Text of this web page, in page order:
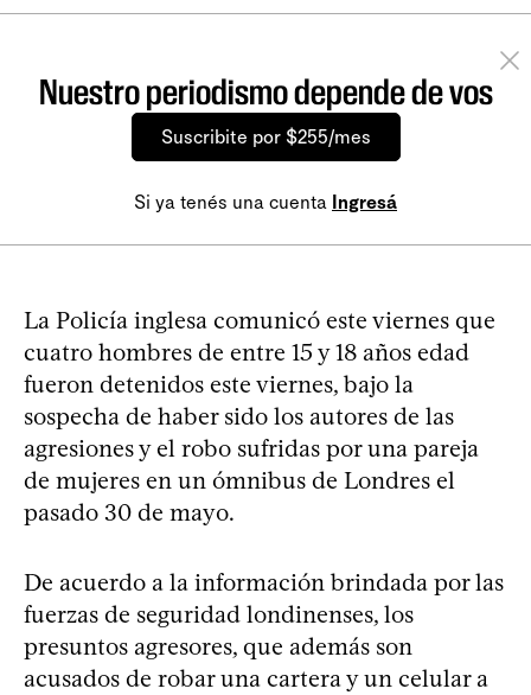
Nuestro periodismo depende de vos
Suscribite por $255/mes
Si ya tenés una cuenta Ingresá
La Policía inglesa comunicó este viernes que
cuatro hombres de entre 15 y 18 años edad
fueron detenidos este viernes, bajo la
sospecha de haber sido los autores de las
agresiones y el robo sufridas por una pareja
de mujeres en un ómnibus de Londres el
pasado 30 de mayo.
De acuerdo a la información brindada por las
fuerzas de seguridad londinenses, los
presuntos agresores, que además son
acusados de robar una cartera y un celular a